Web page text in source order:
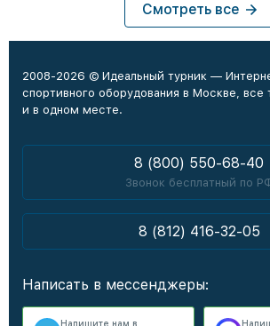
Смотреть все
2008-2026 © Идеальный турник —
спортивного оборудования в Москве, все
и в одном месте.
8 (800) 550-68-40
Звонок бесплатный по
8 (812) 416-32-05
Написать в мессенджеры:
Напишите нам в